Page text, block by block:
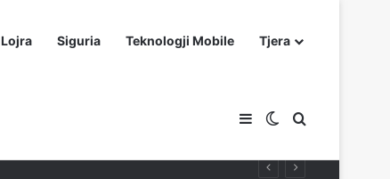
Lojra Siguria Teknologji Mobile Tjera
SidebarSwitch skin
Kërko për